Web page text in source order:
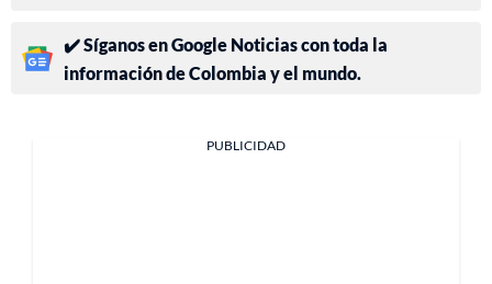
✔️ Síganos en Google Noticias con toda la
información de Colombia y el mundo.
PUBLICIDAD